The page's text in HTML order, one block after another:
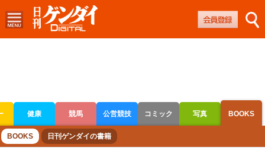
健康 競馬 公営競技 コミック 写真 BOOKS
ボートレース 競輪 オートレース
BOOKS 日刊ゲンダイの書籍